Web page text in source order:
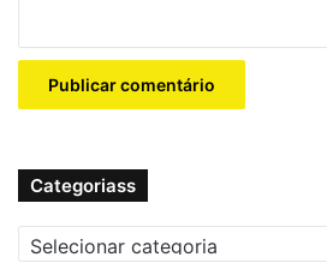
Pernas
quadríceps
Agachamento com barra: Drop
resistência
Categoriass
Categoriass